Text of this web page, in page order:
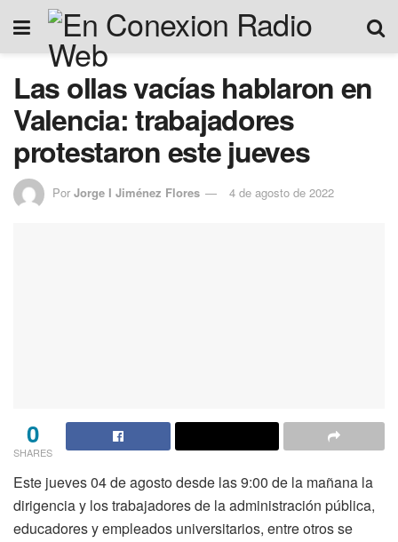
Las ollas vacías hablaron en
Valencia: trabajadores
protestaron este jueves
Por Jorge I Jiménez Flores 4 de agosto de 2022
0
SHARES
Este jueves 04 de agosto desde las 9:00 de la mañana la
dirigencia y los trabajadores de la administración pública,
educadores y empleados universitarios, entre otros se